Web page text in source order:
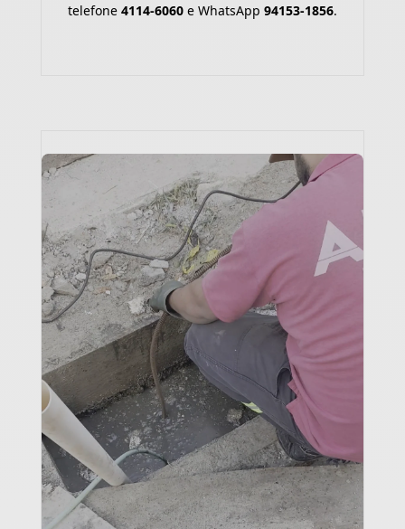
telefone 4114-6060e WhatsApp 94153-1856.